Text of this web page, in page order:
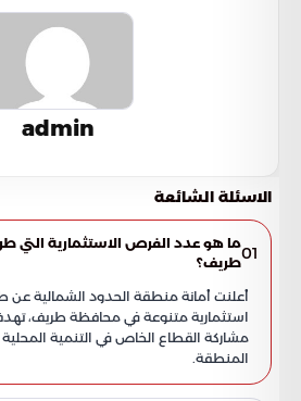
admin
الاسئلة الشائعة
01ما هو عدد الفرص الاستثمارية التي
طريف؟
استثمارية متنوعة في محافظة طريف، تهدف
مشاركة القطاع الخاص في التنمية
المنطقة.